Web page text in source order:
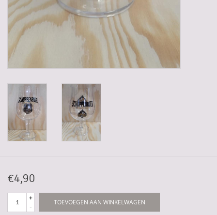
5-6l vaten
Promoties
Opruiming
€4,90
+
-
TOEVOEGEN AAN WINKELWAGEN